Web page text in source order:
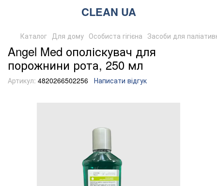
CLEAN UA
Каталог Для дому Особиста гігієна Засоби для
Angel Med ополіскувач для
порожнини рота, 250 мл
Артикул: 4820266502256 Написати відгук